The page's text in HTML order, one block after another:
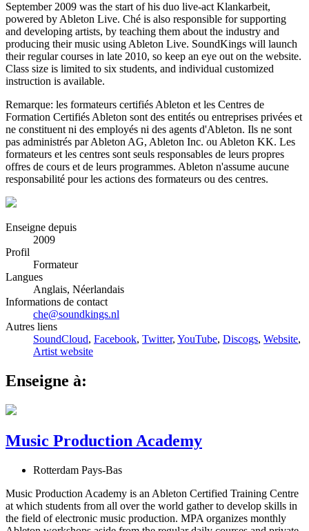
September 2009 was the start of his duo live-act Klankarbeit,
powered by Ableton Live. Ché is also responsible for supporting
and developing artists, by teaching them about the industry and
producing their music using Ableton Live. SoundKings will launch
their regular courses in late 2010, so keep an eye out on the website.
Class size is limited to six students, and individual customized
instruction is available.
Remarque: les formateurs certifiés Ableton et les Centres de
Formation Certifiés Ableton sont des entités ou entreprises privées et
ne constituent ni des employés ni des agents d'Ableton. Ils ne sont
pas administrés par Ableton AG, Ableton Inc. ou Ableton KK. Les
formateurs et les centres sont seuls responsables de leurs propres
offres de cours et de leurs programmes. Ableton n'assume aucune
responsabilité pour les actions des formateurs ou des centres.
Enseigne depuis
2009
Profil
Formateur
Langues
Anglais, Néerlandais
Informations de contact
che@soundkings.nl
Autres liens
SoundCloud, Facebook, Twitter, YouTube, Discogs, Website,
Artist website
Enseigne à:
Music Production Academy
Rotterdam Pays-Bas
Music Production Academy is an Ableton Certified Training Centre
at which students from all over the world gather to develop skills in
the field of electronic music production. MPA organizes monthly